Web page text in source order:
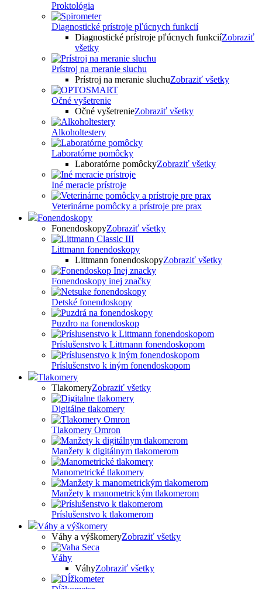
Proktológia
Diagnostické prístroje pľúcnych funkcií
Diagnostické prístroje pľúcnych funkciíZobraziť
všetky
Prístroj na meranie sluchu
Prístroj na meranie sluchuZobraziť všetky
Očné vyšetrenie
Očné vyšetrenieZobraziť všetky
Alkoholtestery
Laboratórne pomôcky
Laboratórne pomôckyZobraziť všetky
Iné meracie prístroje
Veterinárne pomôcky a prístroje pre prax
Fonendoskopy
FonendoskopyZobraziť všetky
Littmann fonendoskopy
Littmann fonendoskopyZobraziť všetky
Fonendoskopy inej značky
Detské fonendoskopy
Puzdro na fonendoskop
Príslušenstvo k Littmann fonendoskopom
Príslušenstvo k iným fonendoskopom
Tlakomery
TlakomeryZobraziť všetky
Digitálne tlakomery
Tlakomery Omron
Manžety k digitálnym tlakomerom
Manometrické tlakomery
Manžety k manometrickým tlakomerom
Príslušenstvo k tlakomerom
Váhy a výškomery
Váhy a výškomeryZobraziť všetky
Váhy
VáhyZobraziť všetky